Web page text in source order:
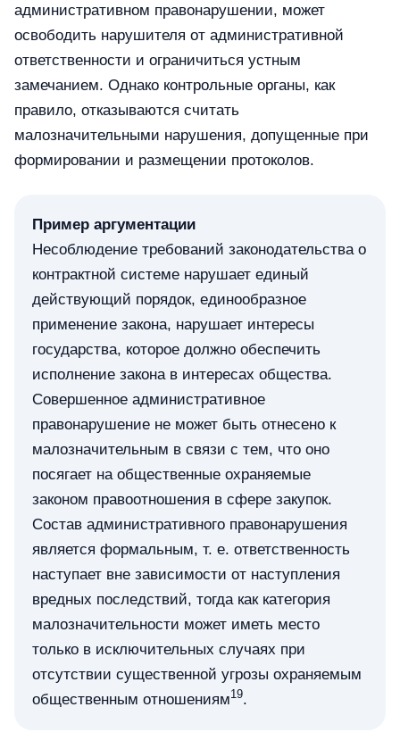
административном правонарушении, может
освободить нарушителя от административной
ответственности и ограничиться устным
замечанием. Однако контрольные органы, как
правило, отказываются считать
малозначительными нарушения, допущенные при
формировании и размещении протоколов.
Пример аргументации
Несоблюдение требований законодательства о
контрактной системе нарушает единый
действующий порядок, единообразное
применение закона, нарушает интересы
государства, которое должно обеспечить
исполнение закона в интересах общества.
Совершенное административное
правонарушение не может быть отнесено к
малозначительным в связи с тем, что оно
посягает на общественные охраняемые
законом правоотношения в сфере закупок.
Состав административного правонарушения
является формальным, т. е. ответственность
наступает вне зависимости от наступления
вредных последствий, тогда как категория
малозначительности может иметь место
только в исключительных случаях при
отсутствии существенной угрозы охраняемым
общественным отношениям19.